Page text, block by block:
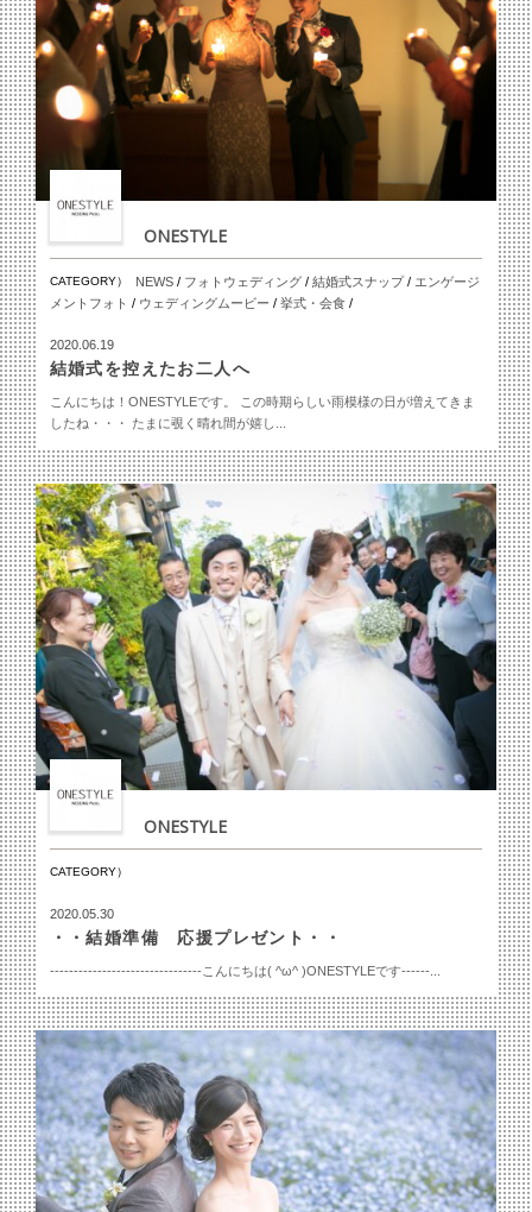
ONESTYLE
CATEGORY） NEWS/ フォトウェディング/ 結婚式スナップ/ エンゲージ
メントフォト / ウェディングムービー / 挙式・会食/
2020.06.19
結婚式を控えたお二人へ
こんにちは！ONESTYLEです。 この時期らしい雨模様の日が増えてきま
したね・・・ たまに覗く晴れ間が嬉し...
ONESTYLE
CATEGORY）
2020.05.30
・・結婚準備 応援プレゼント・・
--------------------------------こんにちは( ^ω^ )ONESTYLEです------...